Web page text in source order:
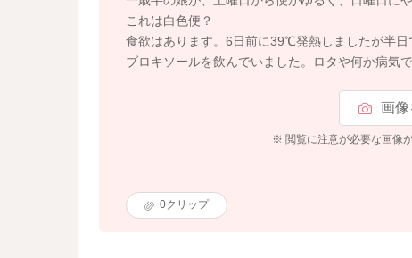
これは白色便？
食欲はあります。6日前に39℃発熱しましたが半
ブロキソールを飲んでいました。ロタや何か病気
画
※ 閲覧に注意が必要な画像
0クリップ